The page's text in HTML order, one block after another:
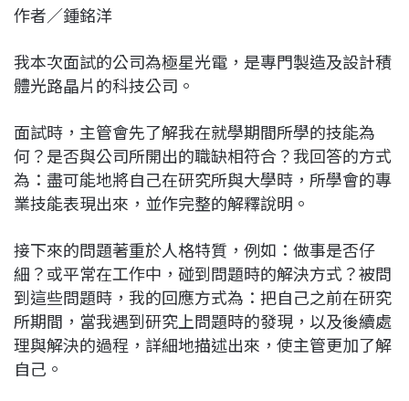
c
b
o
k
n
a
d
e
d
n
L
k
作者／鍾銘洋
我本次面試的公司為極星光電，是專門製造及設計積
體光路晶片的科技公司。
面試時，主管會先了解我在就學期間所學的技能為
何？是否與公司所開出的職缺相符合？我回答的方式
為：盡可能地將自己在研究所與大學時，所學會的專
業技能表現出來，並作完整的解釋說明。
接下來的問題著重於人格特質，例如：做事是否仔
細？或平常在工作中，碰到問題時的解決方式？被問
到這些問題時，我的回應方式為：把自己之前在研究
所期間，當我遇到研究上問題時的發現，以及後續處
理與解決的過程，詳細地描述出來，使主管更加了解
自己。